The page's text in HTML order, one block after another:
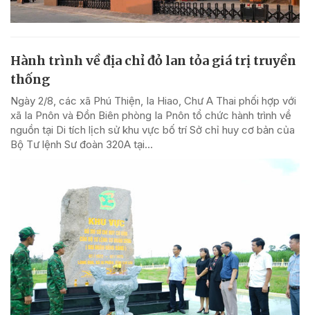
Hành trình về địa chỉ đỏ lan tỏa giá trị truyền
thống
Ngày 2/8, các xã Phú Thiện, Ia Hiao, Chư A Thai phối hợp với
xã Ia Pnôn và Đồn Biên phòng Ia Pnôn tổ chức hành trình về
nguồn tại Di tích lịch sử khu vực bố trí Sở chỉ huy cơ bản của
Bộ Tư lệnh Sư đoàn 320A tại...